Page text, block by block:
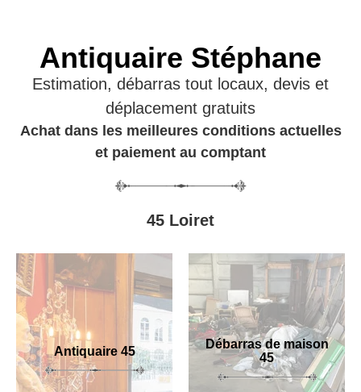
Antiquaire Stéphane
Estimation, débarras tout locaux, devis et
déplacement gratuits
Achat dans les meilleures conditions actuelles
et paiement au comptant
45 Loiret
Antiquaire 45
Débarras de maison
45